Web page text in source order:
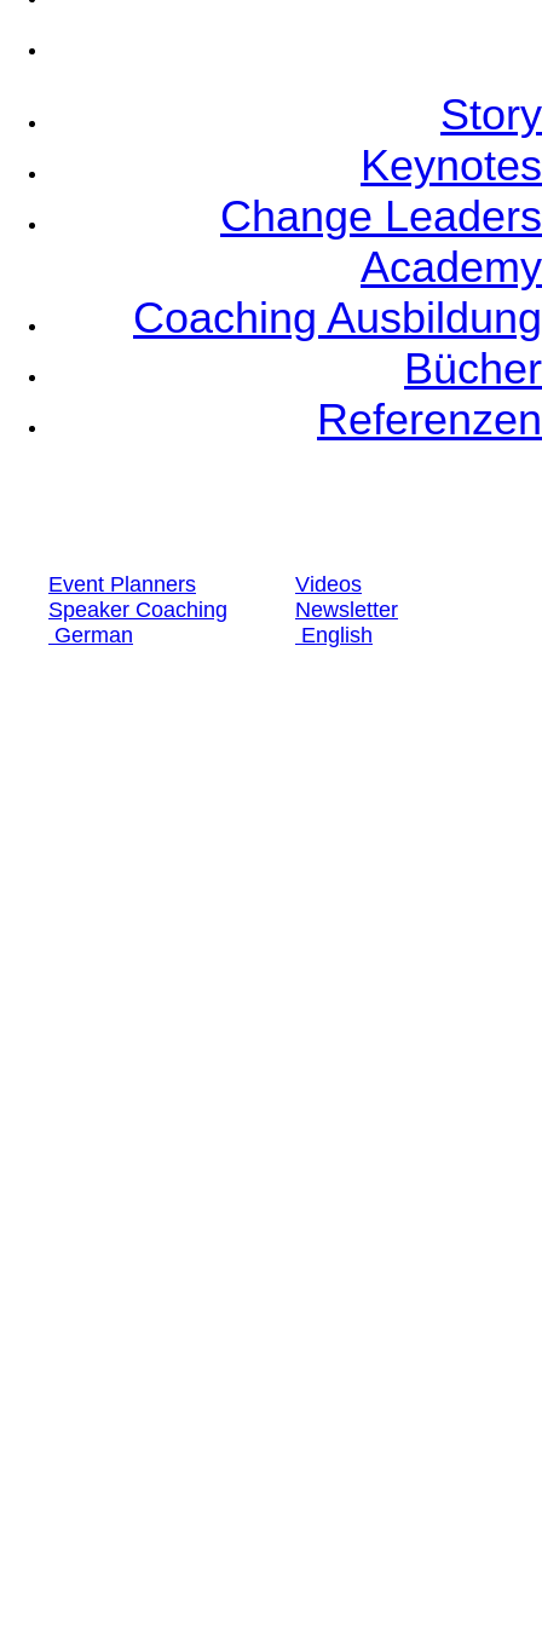
Story
Keynotes
Change Leaders
Academy
Coaching Ausbildung
Bücher
Referenzen
Event Planners
Videos
Speaker Coaching
Newsletter
German
English